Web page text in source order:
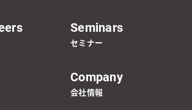
Seminars
セミナー
Company
会社情報